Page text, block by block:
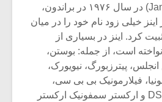
جیمز اینز (James Ehnes) در سال ۱۹۷۶ در براندون،
اینز خیلی زود نام خود را در میان
کرد. اینز در بسیاری از
است، از جمله: بوستن،
پیترزبورگ، نیویورک،
فیلارمونیک بی بی سی،
جمهوری چک، برلین DSO و ارکستر سمفونیک ارکستر